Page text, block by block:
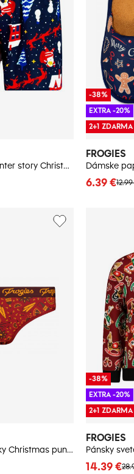
Pánske trenky Winter story Christmas - Frogies
FROGIES
Dámske
6.39 €
-38%
EXTRA -20%
2+1 ZDARMA
Dámske nohavičky Christmas punch - Frogies
FROGIES
Pánsky
14.39 €
-38%
EXTRA -20%
2+1 ZDARMA